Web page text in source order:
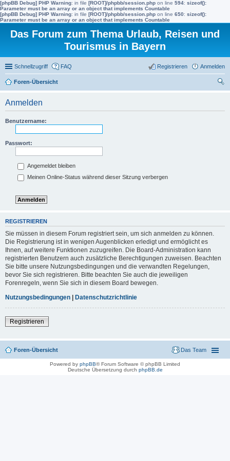
[phpBB Debug] PHP Warning: in file [ROOT]/phpbb/session.php on line 594: sizeof():
Parameter must be an array or an object that implements Countable
[phpBB Debug] PHP Warning: in file [ROOT]/phpbb/session.php on line 650: sizeof():
Parameter must be an array or an object that implements Countable
Das Forum zum Thema Urlaub, Reisen und
Tourismus in Bayern
Schnellzugriff FAQ Anmelden
Registrieren
Foren-Übersicht
Anmelden
Benutzername:
Passwort:
Angemeldet bleiben
Meinen Online-Status während dieser Sitzung verbergen
REGISTRIEREN
Sie müssen in diesem Forum registriert sein, um sich anmelden zu können.
Die Registrierung ist in wenigen Augenblicken erledigt und ermöglicht es
Ihnen, auf weitere Funktionen zuzugreifen. Die Board-Administration kann
registrierten Benutzern auch zusätzliche Berechtigungen zuweisen. Beachten
Sie bitte unsere Nutzungsbedingungen und die verwandten Regelungen,
bevor Sie sich registrieren. Bitte beachten Sie auch die jeweiligen
Forenregeln, wenn Sie sich in diesem Board bewegen.
Nutzungsbedingungen | Datenschutzrichtlinie
Registrieren
Foren-Übersicht Das Team
Powered by phpBB® Forum Software © phpBB Limited
Deutsche Übersetzung durch phpBB.de